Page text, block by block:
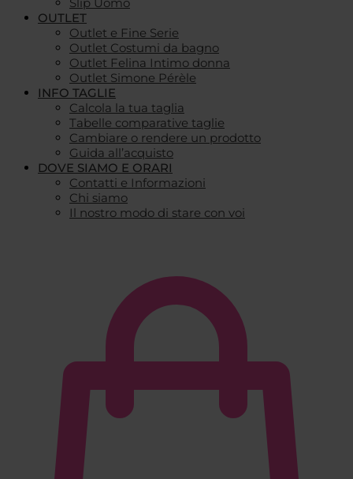
OUTLET
Outlet e Fine Serie
Outlet Costumi da bagno
Outlet Felina Intimo donna
Outlet Simone Pérèle
INFO TAGLIE
Calcola la tua taglia
Tabelle comparative taglie
Cambiare o rendere un prodotto
Guida all’acquisto
DOVE SIAMO E ORARI
Contatti e Informazioni
Chi siamo
Il nostro modo di stare con voi